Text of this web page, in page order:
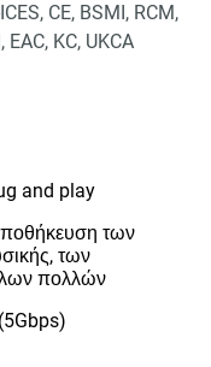
CE, BSMI, RCM,
EAC, KC, UKCA
and play
των
των
πολλών